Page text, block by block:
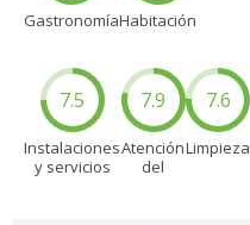
GastronomíaHabitación
7.5
Instalaciones
y servicios
7.9
Atención
del
7.6
Limpieza